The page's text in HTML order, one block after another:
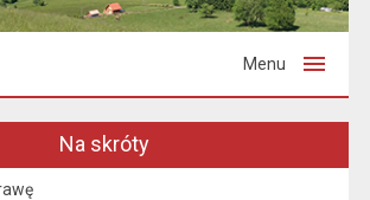
Menu
Na skróty